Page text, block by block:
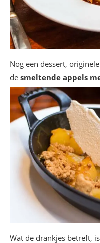
Nog een dessert,
de smeltende appels
Wat de drankjes betreft,